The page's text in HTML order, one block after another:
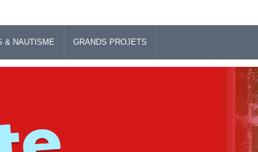
& NAUTISME GRANDS PROJETS